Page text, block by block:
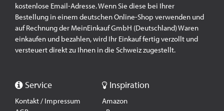
kostenlose Email-Adresse. Wenn Sie diese bei Ihrer
Bestellung in einem deutschen Online-Shop verwenden und
auf Rechnung der MeinEinkauf GmbH (Deutschland) Waren
einkaufen und bezahlen, wird Ihr Einkauf fertig verzollt und
versteuert direkt zu Ihnen in die Schweiz zugestellt.
Service
Kontakt / Impressum
Inspiration
Amazon